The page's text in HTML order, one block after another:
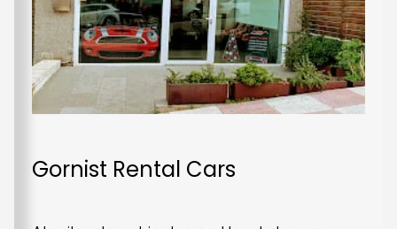
Gornist Rental Cars